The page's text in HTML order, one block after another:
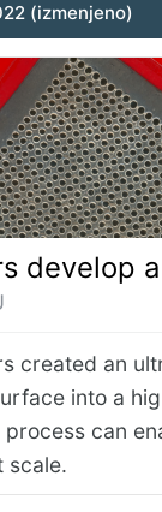
(izmenjeno)
created an
into a
can
scale.